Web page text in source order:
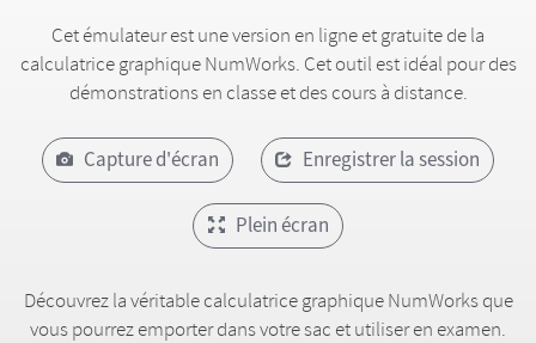
Cet émulateur est une version en ligne et gratuite de la
calculatrice graphique NumWorks. Cet outil est idéal pour des
démonstrations en classe et des cours à distance.
Capture d'écran Enregistrer la session
Plein écran
Découvrez la véritable calculatrice graphique NumWorks que
vous pourrez emporter dans votre sac et utiliser en examen.